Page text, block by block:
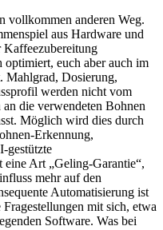
vollkommen anderen Weg.
aus Hardware und
Kaffeezubereitung
euch aber auch im
Mahlgrad, Dosierung,
werden nicht vom
die verwendeten Bohnen
Möglich wird dies durch
Erkennung,
gestützte
eine Art „Geling-Garantie“,
mehr auf den
Automatisierung ist
mit sich, etwa
Software. Was bei